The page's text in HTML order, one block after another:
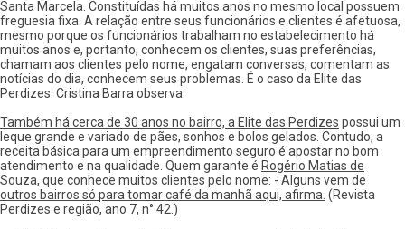
Santa Marcela. Constituídas há muitos anos no mesmo local possuem
freguesia fixa. A relação entre seus funcionários e clientes é afetuosa,
mesmo porque os funcionários trabalham no estabelecimento há
muitos anos e, portanto, conhecem os clientes, suas preferências,
chamam aos clientes pelo nome, engatam conversas, comentam as
notícias do dia, conhecem seus problemas. É o caso da Elite das
Perdizes. Cristina Barra observa:
Também há cerca de 30 anos no bairro, a Elite das Perdizes possui um
leque grande e variado de pães, sonhos e bolos gelados. Contudo, a
receita básica para um empreendimento seguro é apostar no bom
atendimento e na qualidade. Quem garante é Rogério Matias de
Souza, que conhece muitos clientes pelo nome: - Alguns vem de
outros bairros só para tomar café da manhã aqui, afirma. (Revista
Perdizes e região, ano 7, n° 42.)